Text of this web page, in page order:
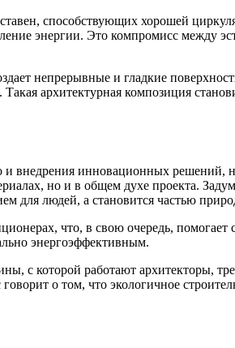
способствующих хорошей
энергии. Это компромисс между
непрерывные и гладкие
архитектурная композиция
и внедрения инновационных решений,
но и в общем духе проекта.
для людей, а становится частью
что, в свою очередь, помогает
энергоэффективным.
с которой работают архитекторы,
о том, что экологичное